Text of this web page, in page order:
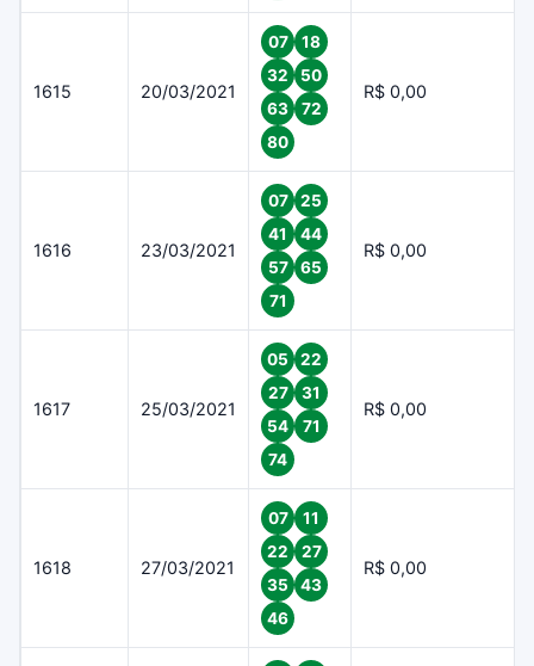
1615 20/03/2021
07
18
32
50
63
72
80
R$ 0,00
1616 23/03/2021
07
25
41
44
57
65
71
R$ 0,00
1617 25/03/2021
05
22
27
31
54
71
74
R$ 0,00
1618 27/03/2021
07
11
22
27
35
43
46
R$ 0,00